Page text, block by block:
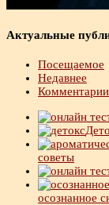
Актуальные
Посещаемое
Недавнее
Комментарии
советы
осознанное